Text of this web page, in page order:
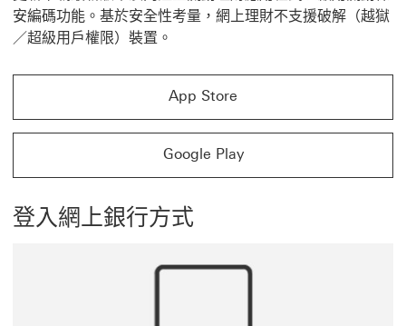
安編碼功能。基於安全性考量，網上理財不支援破解（越獄
／超級用戶權限）裝置。
App Store
Google Play
登入網上銀行方式